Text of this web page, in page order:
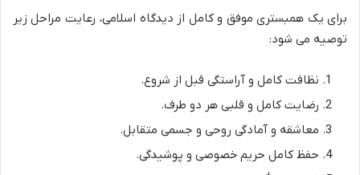
برای یک همبستری موفق و کامل از دیدگاه اسلامی، رعایت مراحل زیر
توصیه می شود:
نظافت کامل و آراستگی قبل از شروع.
رضایت کامل و قلبی هر دو طرف.
معاشقه و آمادگی روحی و جسمی متقابل.
حفظ کامل حریم خصوصی و پوشیدگی.